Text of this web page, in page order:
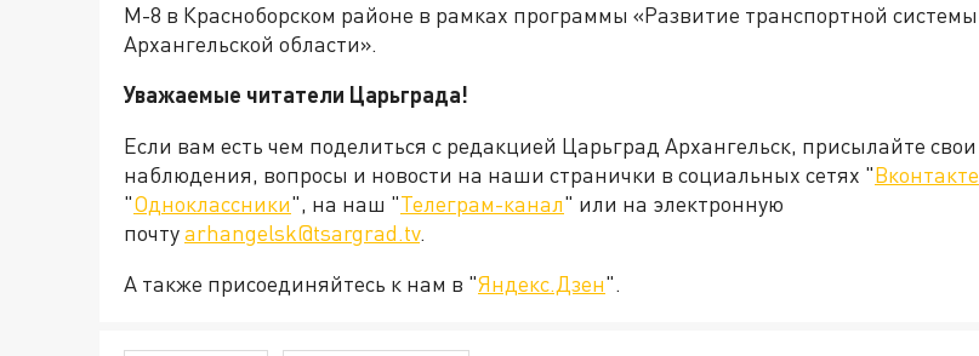
М-8 в Красноборском районе в рамках программы «Развитие транспортной системы
Архангельской области».
Уважаемые читатели Царьграда!
Если вам есть чем поделиться с редакцией Царьград Архангельск, присылайте свои
наблюдения, вопросы и новости на наши странички в социальных сетях "Вконтакте
"Одноклассники", на наш "Телеграм-канал" или на электронную
почтуarhangelsk@tsargrad.tv.
А также присоединяйтесь к нам в "Яндекс.Дзен".